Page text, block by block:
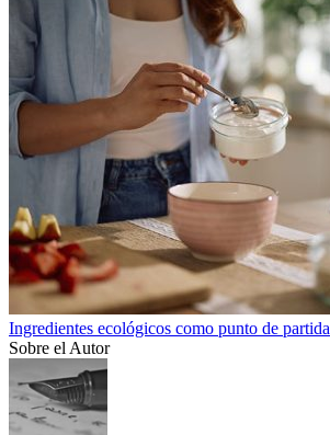
Ingredientes ecológicos como punto de partida
Sobre el Autor